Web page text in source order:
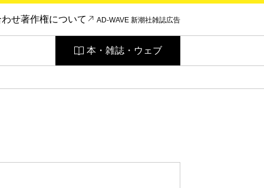
わせ著作権について AD-WAVE 新潮社雑誌広告
本・雑誌・ウェブ